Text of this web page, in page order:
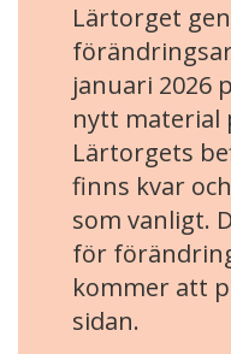
Lärtorget
januari 2026
nytt material
Lärtorgets
finns kvar
som vanligt.
för
kommer att
sidan.